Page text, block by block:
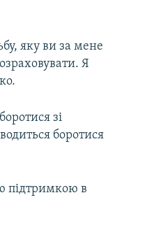
яку ви за мене
Я
зі
боротися
підтримкою в